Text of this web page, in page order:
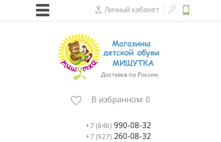
Личный кабинет
В избранном: 0
+7 (846) 990-08-32
+7 (927) 260-08-32